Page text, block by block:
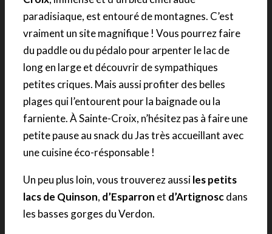
paradisiaque, est entouré de montagnes. C’est
vraiment un site magnifique ! Vous pourrez faire
du paddle ou du pédalo pour arpenter le lac de
long en large et découvrir de sympathiques
petites criques. Mais aussi profiter des belles
plages qui l’entourent pour la baignade ou la
farniente. À Sainte-Croix, n’hésitez pas à faire une
petite pause au snack du Jas très accueillant avec
une cuisine éco-résponsable !
Un peu plus loin, vous trouverez aussiles petits
lacs de Quinson, d’Esparron et d’Artignoscdans
les basses gorges du Verdon.